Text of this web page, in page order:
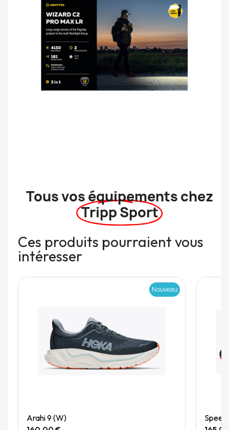
Tous vos équipements chez
Tripp Sport
Ces produits pourraient vous
intéresser
Nouveau
Arahi 9 (W)